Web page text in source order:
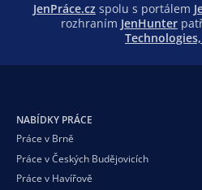
JenPráce.cz spolu s portálem
rozhraním JenHunter
NABÍDKY PRÁCE
Práce v Brně
Práce v Českých Budějovicích
Práce v Havířově